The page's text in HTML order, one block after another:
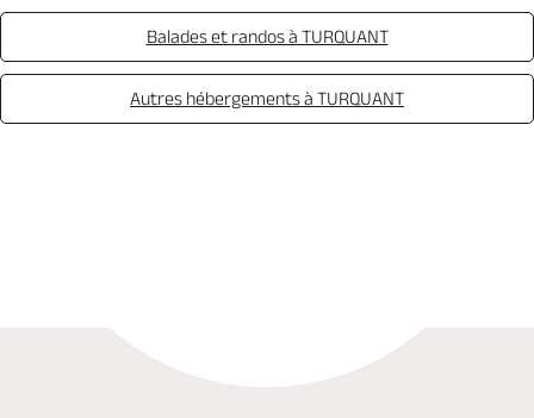
Balades et randos à TURQUANT
Autres hébergements à TURQUANT